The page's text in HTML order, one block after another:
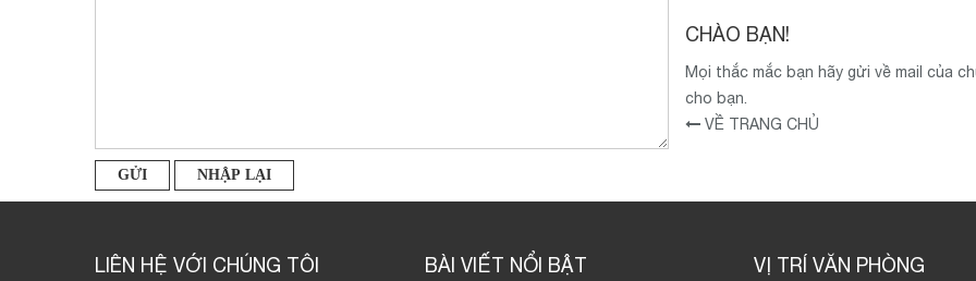
CHÀO BẠN!
Mọi thắc mắc bạn hãy gửi về mail của
cho bạn.
VỀ TRANG CHỦ
LIÊN HỆ VỚI CHÚNG TÔI BÀI VIẾT NỔI BẬT VỊ TRÍ VĂN PHÒNG